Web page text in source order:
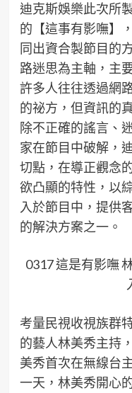
迪克斯娛樂此次所
的【這事有影嘸】
同出資合製節目的
路迷思為主軸，主
許多人往往透過網
的祕方，但資訊的
除不正確的謠言、
家在節目中破解，
切點，在導正觀念
欲凸顯的特性，以
入於節目中，提供
的解決方案之一。
0317 這是有影嘸
考量民視收視族群
的藝人林美秀主持
美秀首次在無線台
一天，林美秀開心